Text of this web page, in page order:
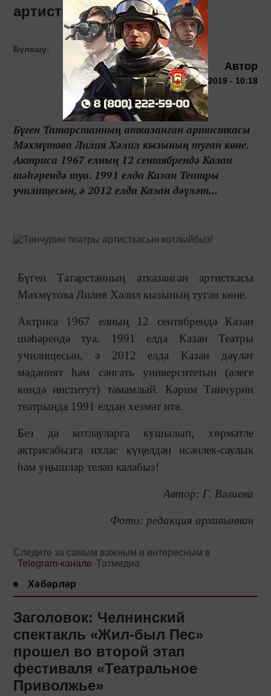
артисткасын котлыйбыз!
Бүлешү:
Автор
12 сентября 2019 - 10:18
Бүген Татарстанның атказанган артисткасы
Мәхмүтова Лилия Хәлил кызының туган көне.
Актриса 1967 елның 12 сентябрендә Казан
шәһәрендә туа. 1991 елда Казан Театры
училищесын, ә 2012 елда Казан дәүләт...
Бүген Татарстанның атказанган артисткасы
Мәхмүтова Лилия Хәлил кызының туган көне.
Актриса 1967 елның 12 сентябрендә Казан
шәһәрендә туа. 1991 елда Казан Театры
училищесын, ә 2012 елда Казан дәүләт
мәдәният һәм сәнгать университетын (әлеге
көндә институт) тәмамлый. Кәрим Тинчурин
театрында 1991 елдан хезмәт итә.
Без дә котлауларга кушылып, хөрмәтле
актрисабызга ихлас күңелдән исәнлек-саулык
һәм уңышлар теләп калабыз!
Автор: Г. Вәлиева
Фото: редакция архивыннан
Следите за самым важным и интересным в
Telegram-канале Татмедиа
Хәбәрләр
Заголовок: Челнинский
спектакль «Жил-был Пес»
прошел во второй этап
фестиваля «Театральное
Приволжье»